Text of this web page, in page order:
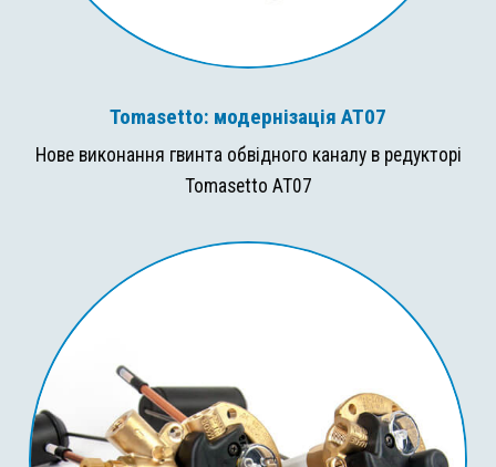
Tomasetto: модернізація AT07
Нове виконання гвинта обвідного каналу в редукторі
Tomasetto AT07